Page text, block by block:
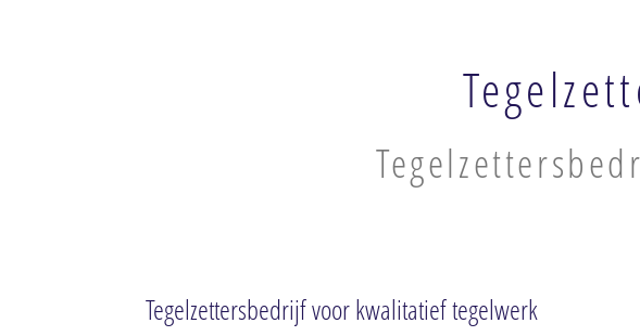
Tegelzettersbedrijf voor kwalitatief tegelwerk